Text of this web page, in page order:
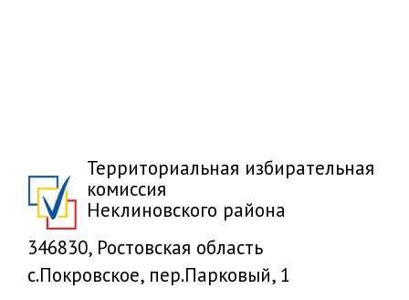
Территориальная избирательная
комиссия
Неклиновского района
346830, Ростовская область
с.Покровское, пер.Парковый, 1